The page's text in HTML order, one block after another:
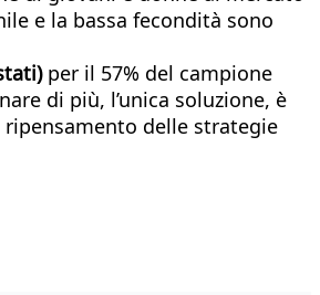
e la bassa fecondità sono
per il 57% del campione
di più, l’unica soluzione, è
ripensamento delle strategie